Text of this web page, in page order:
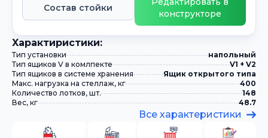
Состав стойки
конструкторе
Xарактиристики:
Тип установки
напольный
Тип ящиков V в комлпекте
V1 + V2
Тип ящиков в системе хранения
Ящик открытого типа
Макс. нагрузка на стеллаж, кг
400
Количество лотков, шт.
148
Вес, кг
48.7
Все характеристики